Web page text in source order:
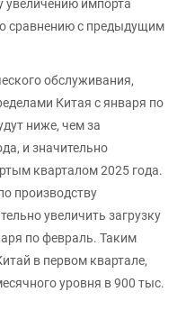
увеличению импорта
сравнению с предыдущим
обслуживания,
Китая с января по
ниже, чем за
и значительно
кварталом 2025 года.
производству
увеличить загрузку
по февраль. Таким
в первом квартале,
уровня в 900 тыс.